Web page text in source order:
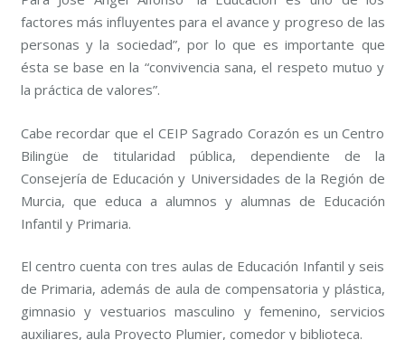
factores más influyentes para el avance y progreso de las
personas y la sociedad”, por lo que es importante que
ésta se base en la “convivencia sana, el respeto mutuo y
la práctica de valores”.
Cabe recordar que el CEIP Sagrado Corazón es un Centro
Bilingüe de titularidad pública, dependiente de la
Consejería de Educación y Universidades de la Región de
Murcia, que educa a alumnos y alumnas de Educación
Infantil y Primaria.
El centro cuenta con tres aulas de Educación Infantil y seis
de Primaria, además de aula de compensatoria y plástica,
gimnasio y vestuarios masculino y femenino, servicios
auxiliares, aula Proyecto Plumier, comedor y biblioteca.